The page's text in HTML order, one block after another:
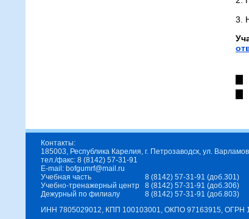
3.
Контакты:
185003, Республика Карелия, г. Петрозаводск, ул.
тел./факс: 8 (8142) 57-31-91
E-mail: bofgumrf@mail.ru
Учебная часть
8 (8142) 57-31-91 (доб.301)
Учебно-тренажерный центр8 (8142) 57-31-91 (доб.306)
Дежурный по филиалу
8 (8142) 57-31-91 (доб.803)
ИНН 7805029012, КПП 100103001, ОКПО 97163915, ОГРН